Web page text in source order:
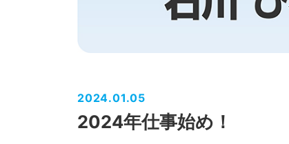
2024.01.05
2024年仕事始め！